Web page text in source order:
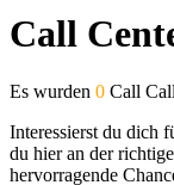
Call
Es wurden 0 Call
Interessierst du dich
du hier an der
hervorragende